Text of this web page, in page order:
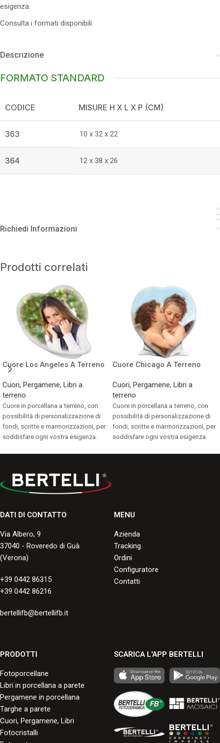
esigenza.
Consulta i formati disponibili.
Descrizione
FORMATO STANDARD
CODICE MISURE H X L X P (CM)
363 10 x 32 x 22
364 12 x 38 x 26
Richiedi Informazioni
Prodotti correlati
Cuore Los Angeles A Terreno
Cuori, Pergamene, Libri a
terreno
Cuore in porcellana a terreno, con
possibilità di personalizzazione di
fondi, scritte e marmorizzazioni, per
soddisfare ogni vostra esigenza.
Cuore Chicago A Terreno
Cuori, Pergamene, Libri a
terreno
Cuore in porcellana a terreno, con
possibilità di personalizzazione di
fondi, scritte e marmorizzazioni, per
soddisfare ogni vostra esigenza.
DATI DI CONTATTO
Via Albero, 9
37040 - Roveredo di Guà
(Verona)
+39 0442 86315
+39 0442 86216
bertellifb@bertellifb.it
MENU
Azienda
Tracking
Ordini
Configuratore
Contatti
PRODOTTI
Fotoporcellane
Libri in porcellana a parete
Pergamene in porcellana
Targhe a parete
Cuori, Pergamene, Libri
Fotocristalli
SCARICA L'APP BERTELLI